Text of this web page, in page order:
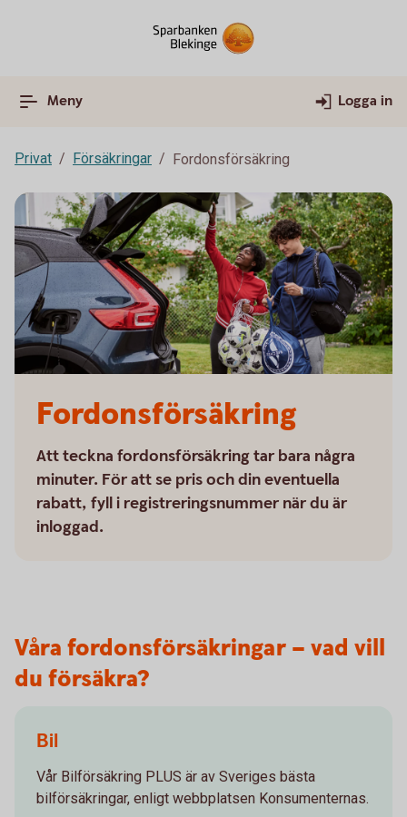
Meny Logga in
Privat Försäkringar Fordonsförsäkring
Fordonsförsäkring
Att teckna fordonsförsäkring tar bara några
minuter. För att se pris och din eventuella
rabatt, fyll i registreringsnummer när du är
inloggad.
Våra fordonsförsäkringar – vad vill
du försäkra?
Bil
Vår Bilförsäkring PLUS är av Sveriges bästa
bilförsäkringar, enligt webbplatsen Konsumenternas.